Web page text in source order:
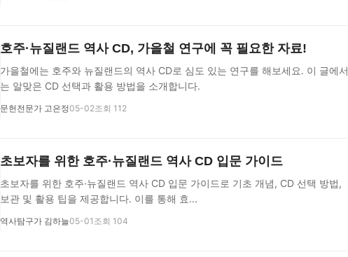
호주·뉴질랜드 역사 CD, 가을철 연구에 꼭 필요한 자료!
가을철에는 호주와 뉴질랜드의 역사 CD로 심도 있는 연구를 해보세요. 이 글에서
는 알맞은 CD 선택과 활용 방법을 소개합니다.
문헌전문가 고은정05-02조회 112
초보자를 위한 호주·뉴질랜드 역사 CD 입문 가이드
초보자를 위한 호주·뉴질랜드 역사 CD 입문 가이드로 기초 개념, CD 선택 방법,
보관 및 활용 팁을 제공합니다. 이를 통해 효...
역사탐구가 김하늘05-01 조회 104